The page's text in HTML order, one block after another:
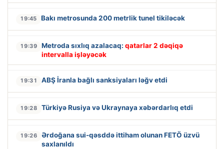
19:45 Bakı metrosunda 200 metrlik tunel tikiləcək
19:39 Metroda sıxlıq azalacaq: qatarlar 2 dəqiqə
intervalla işləyəcək
19:31 ABŞ İranla bağlı sanksiyaları ləğv etdi
19:28 Türkiyə Rusiya və Ukraynaya xəbərdarlıq etdi
19:26
Ərdoğana sui-qəsddə ittiham olunan FETÖ üzvü
saxlanıldı